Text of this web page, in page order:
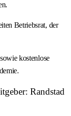
Betriebsrat, der
kostenlose
Randstad